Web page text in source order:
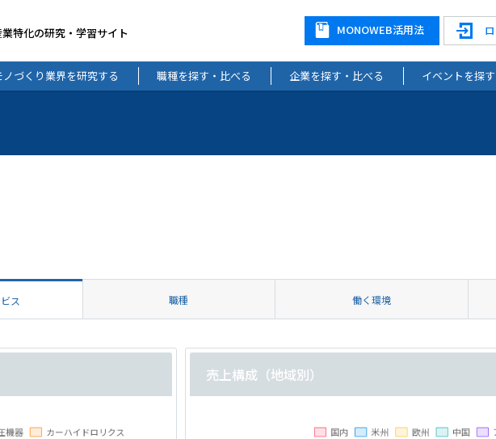
特化の研究・学習サイト MONOWEB活用法
ノづくり業界を研究する 職種を探す・比べる 企業を探す・比べる イベントを探
ス 職種 働く環境
売上構成（地域別）